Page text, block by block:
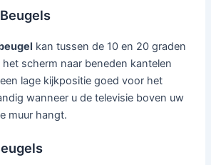
kan tussen de 10 en 20 graden
scherm naar beneden kantelen
lage kijkpositie goed voor het
wanneer u de televisie boven uw
muur hangt.